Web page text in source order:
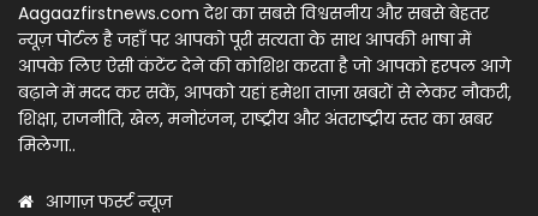
Aagaazfirstnews.com देश का सबसे विश्वसनीय और सबसे बेहतर
न्यूज़ पोर्टल है जहाँ पर आपको पूरी सत्यता के साथ आपकी भाषा में
आपके लिए ऐसी कंटेंट देने की कोशिश करता है जो आपको हरपल आगे
बढ़ाने में मदद कर सकें, आपको यहां हमेशा ताज़ा खबरों से लेकर नौकरी,
शिक्षा, राजनीति, खेल, मनोरंजन, राष्ट्रीय और अंतराष्ट्रीय स्तर का खबर
मिलेगा..
आगाज़ फर्स्ट न्यूज़